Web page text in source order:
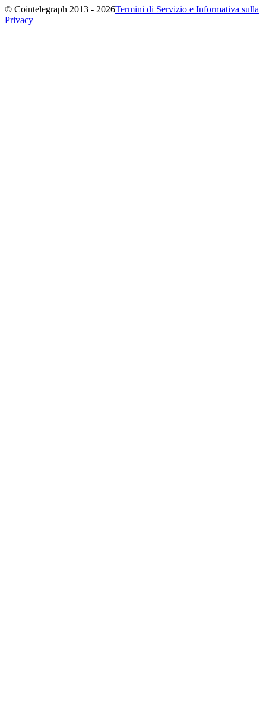
© Cointelegraph 2013 - 2026Termini di Servizio e Informativa sulla
Privacy